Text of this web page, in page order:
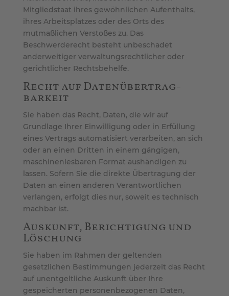
Mitgliedstaat ihres gewöhnlichen Aufenthalts,
ihres Arbeitsplatzes oder des Orts des
mutmaßlichen Verstoßes zu. Das
Beschwerderecht besteht unbeschadet
anderweitiger verwaltungsrechtlicher oder
gerichtlicher Rechtsbehelfe.
Recht auf Daten­übertrag­
barkeit
Sie haben das Recht, Daten, die wir auf
Grundlage Ihrer Einwilligung oder in Erfüllung
eines Vertrags automatisiert verarbeiten, an sich
oder an einen Dritten in einem gängigen,
maschinenlesbaren Format aushändigen zu
lassen. Sofern Sie die direkte Übertragung der
Daten an einen anderen Verantwortlichen
verlangen, erfolgt dies nur, soweit es technisch
machbar ist.
Auskunft, Berichtigung und
Löschung
Sie haben im Rahmen der geltenden
gesetzlichen Bestimmungen jederzeit das Recht
auf unentgeltliche Auskunft über Ihre
gespeicherten personenbezogenen Daten,